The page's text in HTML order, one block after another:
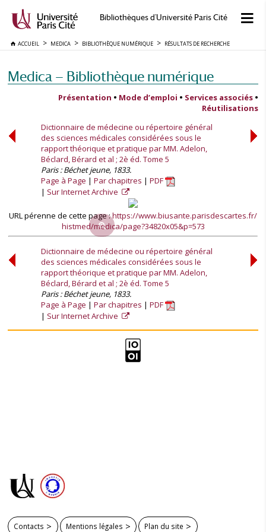
Bibliothèques d'Université Paris Cité
ACCUEIL MEDICA BIBLIOTHÈQUE NUMÉRIQUE RÉSULTATS DE RECHERCHE
Medica — Bibliothèque numérique
Présentation • Mode d’emploi • Services associés •
Réutilisations
Dictionnaire de médecine ou répertoire général
des sciences médicales considérées sous le
rapport théorique et pratique par MM. Adelon,
Béclard, Bérard et al ; 2è éd. Tome 5
Paris : Béchet jeune, 1833.
Page à Page
Par chapitres
PDF
Sur Internet Archive
URL pérenne de cette page :https://www.biusante.parisdescartes.fr/
histmed/medica/page?34820x05&p=573
Dictionnaire de médecine ou répertoire général
des sciences médicales considérées sous le
rapport théorique et pratique par MM. Adelon,
Béclard, Bérard et al ; 2è éd. Tome 5
Paris : Béchet jeune, 1833.
Page à Page
Par chapitres
PDF
Sur Internet Archive
Contacts Mentions légales Plan du site